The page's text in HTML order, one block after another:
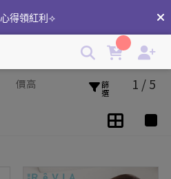
價高 篩選 1 / 5